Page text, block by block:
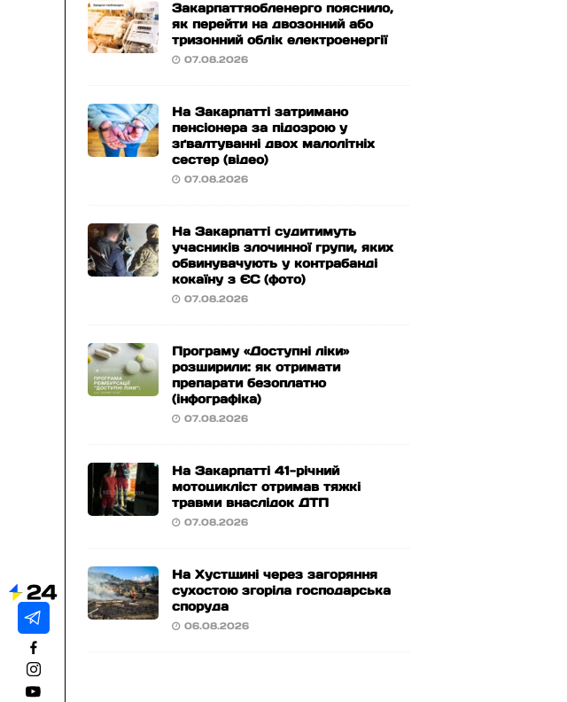
Закарпаттяобленерго пояснило,
як перейти на двозонний або
тризонний облік електроенергії
07.08.2026
На Закарпатті затримано
пенсіонера за підозрою у
зґвалтуванні двох малолітніх
сестер (відео)
07.08.2026
На Закарпатті судитимуть
учасників злочинної групи, яких
обвинувачують у контрабанді
кокаїну з ЄС (фото)
07.08.2026
Програму «Доступні ліки»
розширили: як отримати
препарати безоплатно
(інфографіка)
07.08.2026
На Закарпатті 41-річний
мотоцикліст отримав тяжкі
травми внаслідок ДТП
07.08.2026
На Хустщині через загоряння
сухостою згоріла господарська
споруда
06.08.2026